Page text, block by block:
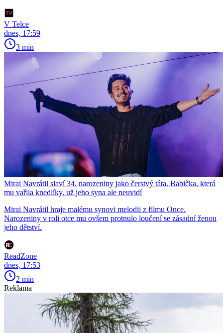
V Telce
dnes, 17:59
3 min
Mirai Navrátil slaví 34. narozeniny jako čerstvý táta. Babička, která
mu vařila knedlíky, už jeho syna ale neuvidí
Mirai Navrátil hraje malému synovi melodii z filmu Once.
Narozeniny v roli otce mu ovšem protnulo loučení se zásadní ženou
jeho dětství.
ReadZone
dnes, 17:53
2 min
Reklama